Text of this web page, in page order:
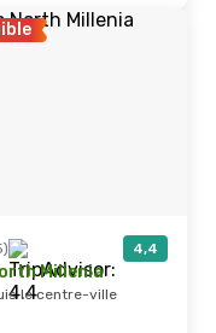
4,4
Millenia
le centre-ville